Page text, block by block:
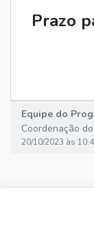
Prazo
Equipe do
Coordenação do
20/10/2023 às